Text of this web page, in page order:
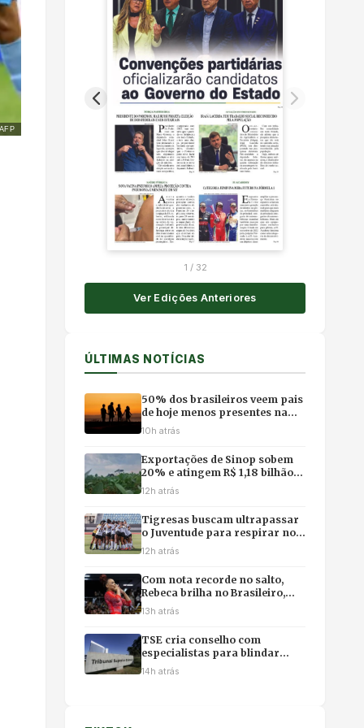
1 / 32
Ver Edições Anteriores
ÚLTIMAS NOTÍCIAS
50% dos brasileiros veem pais
de hoje menos presentes na
vida dos filhos, revela pesquisa
10h atrás
Exportações de Sinop sobem
20% e atingem R$ 1,18 bilhão
com impulso da soja e do milho
12h atrás
Tigresas buscam ultrapassar
o Juventude para respirar no
campeonato
12h atrás
Com nota recorde no salto,
Rebeca brilha no Brasileiro,
mas poupa físico e abre mão
13h atrás
TSE cria conselho com
especialistas para blindar
eleições contra desinformação
14h atrás